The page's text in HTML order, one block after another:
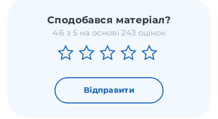
Сподобався матеріал?
4.6 з 5 на основі 243 оцінок
Відправити